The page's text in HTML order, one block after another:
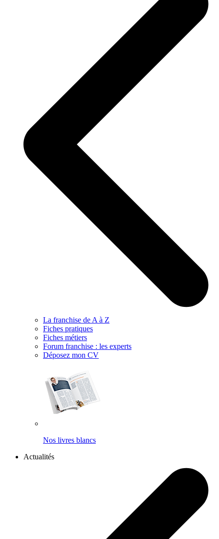
La franchise de A à Z
Fiches pratiques
Fiches métiers
Forum franchise : les experts
Déposez mon CV
Nos livres blancs
Actualités